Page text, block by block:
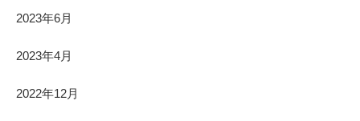
2023年6月
2023年4月
2022年12月